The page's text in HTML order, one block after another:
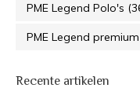
PME Legend Polo's
PME Legend
Recente artikelen